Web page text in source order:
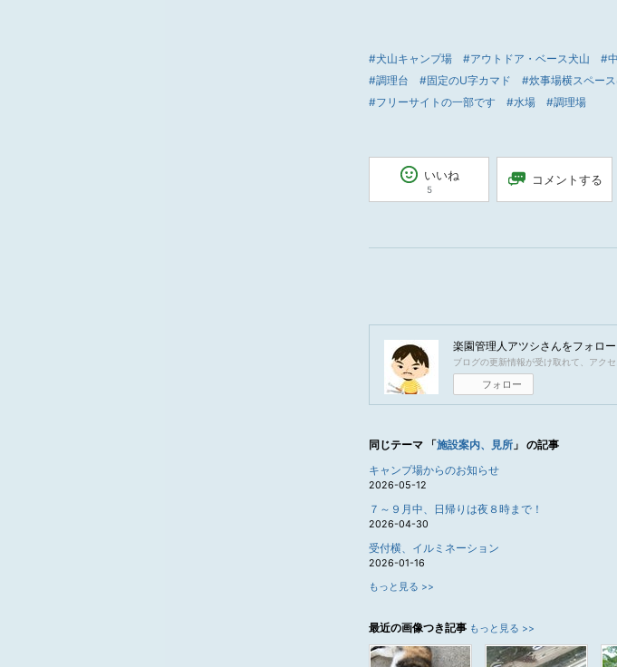
#犬山キャンプ場 #アウトドア・ベース犬山 #
#調理台
#固定のU字カマド
#炊事場横スペー
#フリーサイトの一部です
#水場 #調理場
いいね
5
コメントする
楽園管理人アツシさんをフォロー
ブログの更新情報が受け取れて、アク
フォロー
同じテーマ 「施設案内、見所 」 の記事
キャンプ場からのお知らせ
2026-05-12
７～９月中、日帰りは夜８時まで！
2026-04-30
受付横、イルミネーション
2026-01-16
もっと見る >>
最近の画像つき記事 もっと見る >>